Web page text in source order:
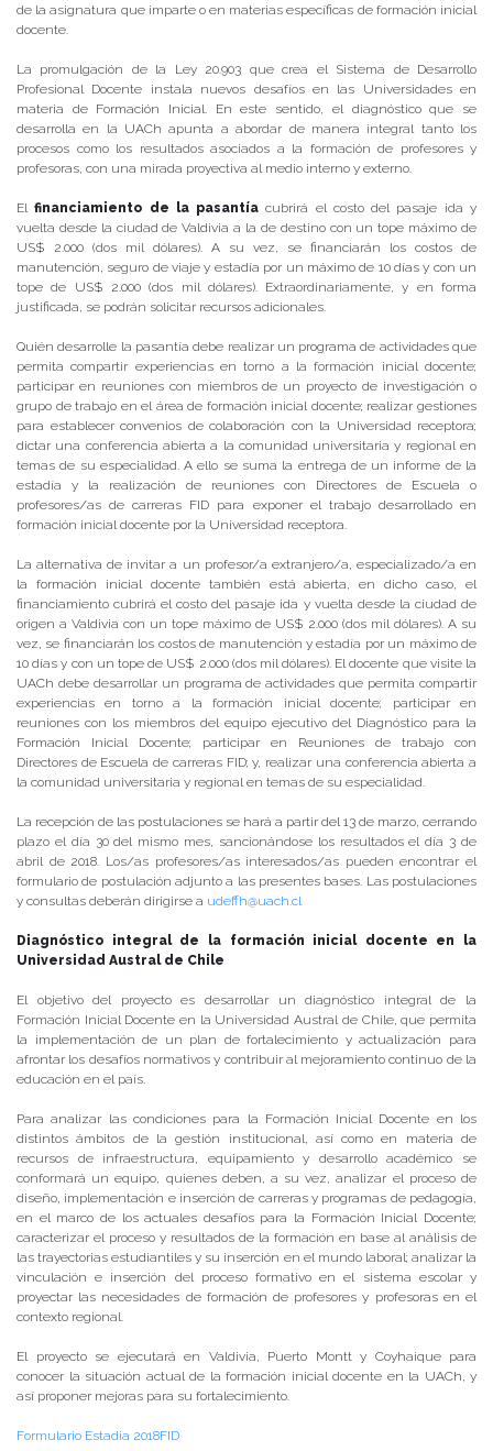
de la asignatura que imparte o en materias específicas de formación inicial
docente.
La promulgación de la Ley 20.903 que crea el Sistema de Desarrollo
Profesional Docente instala nuevos desafíos en las Universidades en
materia de Formación Inicial. En este sentido, el diagnóstico que se
desarrolla en la UACh apunta a abordar de manera integral tanto los
procesos como los resultados asociados a la formación de profesores y
profesoras, con una mirada proyectiva al medio interno y externo.
Elfinanciamiento de la pasantía cubrirá el costo del pasaje ida y
vuelta desde la ciudad de Valdivia a la de destino con un tope máximo de
US$ 2.000 (dos mil dólares). A su vez, se financiarán los costos de
manutención, seguro de viaje y estadía por un máximo de 10 días y con un
tope de US$ 2.000 (dos mil dólares). Extraordinariamente, y en forma
justificada, se podrán solicitar recursos adicionales.
Quién desarrolle la pasantía debe realizar un programa de actividades que
permita compartir experiencias en torno a la formación inicial docente;
participar en reuniones con miembros de un proyecto de investigación o
grupo de trabajo en el área de formación inicial docente; realizar gestiones
para establecer convenios de colaboración con la Universidad receptora;
dictar una conferencia abierta a la comunidad universitaria y regional en
temas de su especialidad. A ello se suma la entrega de un informe de la
estadía y la realización de reuniones con Directores de Escuela o
profesores/as de carreras FID para exponer el trabajo desarrollado en
formación inicial docente por la Universidad receptora.
La alternativa de invitar a un profesor/a extranjero/a, especializado/a en
la formación inicial docente también está abierta, en dicho caso, el
financiamiento cubrirá el costo del pasaje ida y vuelta desde la ciudad de
origen a Valdivia con un tope máximo de US$ 2.000 (dos mil dólares). A su
vez, se financiarán los costos de manutención y estadía por un máximo de
10 días y con un tope de US$ 2.000 (dos mil dólares). El docente que visite la
UACh debe desarrollar un programa de actividades que permita compartir
experiencias en torno a la formación inicial docente; participar en
reuniones con los miembros del equipo ejecutivo del Diagnóstico para la
Formación Inicial Docente; participar en Reuniones de trabajo con
Directores de Escuela de carreras FID; y, realizar una conferencia abierta a
la comunidad universitaria y regional en temas de su especialidad.
La recepción de las postulaciones se hará a partir del 13 de marzo, cerrando
plazo el día 30 del mismo mes, sancionándose los resultados el día 3 de
abril de 2018. Los/as profesores/as interesados/as pueden encontrar el
formulario de postulación adjunto a las presentes bases. Las postulaciones
y consultas deberán dirigirse a udeffh@uach.cl
Diagnóstico integral de la formación inicial docente en la
Universidad Austral de Chile
El objetivo del proyecto es desarrollar un diagnóstico integral de la
Formación Inicial Docente en la Universidad Austral de Chile, que permita
la implementación de un plan de fortalecimiento y actualización para
afrontar los desafíos normativos y contribuir al mejoramiento continuo de la
educación en el país.
Para analizar las condiciones para la Formación Inicial Docente en los
distintos ámbitos de la gestión institucional, así como en materia de
recursos de infraestructura, equipamiento y desarrollo académico se
conformará un equipo, quienes deben, a su vez, analizar el proceso de
diseño, implementación e inserción de carreras y programas de pedagogía,
en el marco de los actuales desafíos para la Formación Inicial Docente;
caracterizar el proceso y resultados de la formación en base al análisis de
las trayectorias estudiantiles y su inserción en el mundo laboral; analizar la
vinculación e inserción del proceso formativo en el sistema escolar y
proyectar las necesidades de formación de profesores y profesoras en el
contexto regional.
El proyecto se ejecutará en Valdivia, Puerto Montt y Coyhaique para
conocer la situación actual de la formación inicial docente en la UACh, y
así proponer mejoras para su fortalecimiento.
Formulario Estadia 2018FID